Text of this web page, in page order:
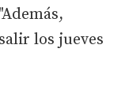
los jueves